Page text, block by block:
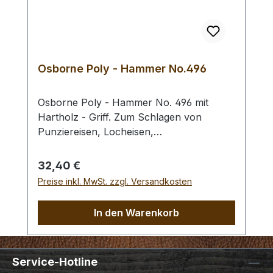
Osborne Poly - Hammer No.496
Osborne Poly - Hammer No. 496 mit
Hartholz - Griff. Zum Schlagen von
Punziereisen, Locheisen,
Schlagfläche. Wenig Rückschlag durch
schlagabsorbierenden Poly -
Hammerkopf. 240 gr Gesamtgewicht /
Regulärer Preis:
32,40 €
Preise inkl. MwSt. zzgl. Versandkosten
In den Warenkorb
Service-Hotline